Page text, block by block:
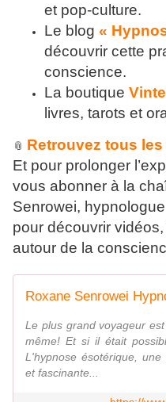
et pop-culture.
Le blog «
découvrir cette
conscience.
La boutique
livres, tarots et
📎 Retrouvez tous
Et pour prolonger
vous abonner à la
Senrowei,
pour découvrir
autour de la
Roxane Senrowei
Le plus grand voyageur
même! Et si il était
L'hypnose ésotérique,
et fascinante...